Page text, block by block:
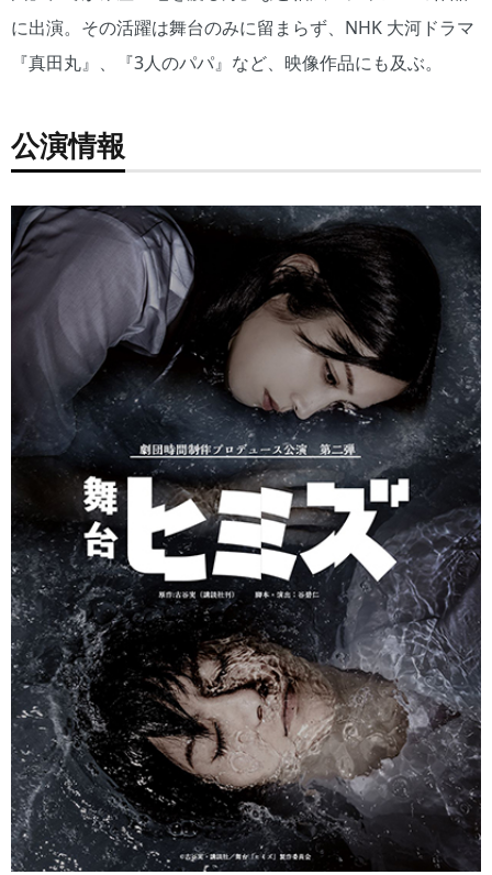
に出演。その活躍は舞台のみに留まらず、NHK 大河ドラマ
『真田丸』、『3人のパパ』など、映像作品にも及ぶ。
公演情報